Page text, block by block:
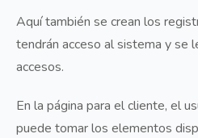
Aquí también se crean los
tendrán acceso al sistema y se
accesos.
En la página para el cliente, el
puede tomar los elementos